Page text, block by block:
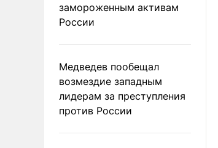
замороженным активам
России
Медведев пообещал
возмездие западным
лидерам за преступления
против России